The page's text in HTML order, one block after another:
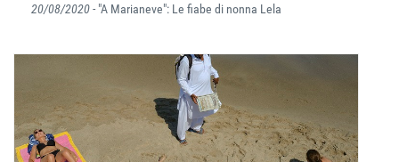
20/08/2020- "A Marianeve": Le fiabe di nonna Lela